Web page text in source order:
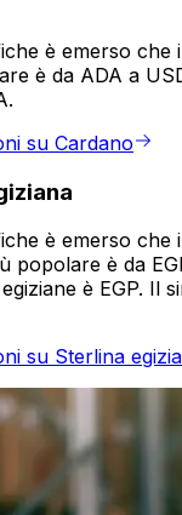
è emerso che
è da ADA a
su Cardano
è emerso che
popolare è da
è EGP. Il
su Sterlina